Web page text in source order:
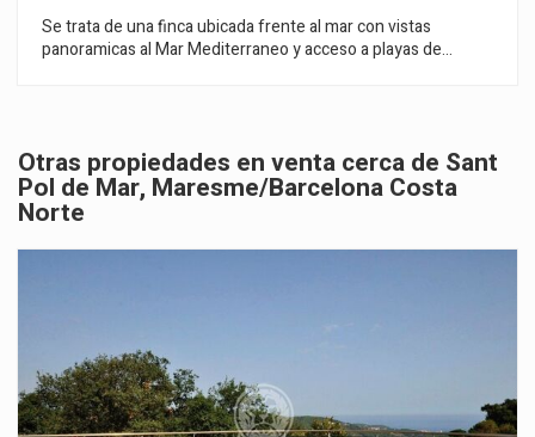
Se trata de una finca ubicada frente al mar con vistas
panoramicas al Mar Mediterraneo y acceso a playas de
rasante. - Orientación Sur, y clima benigno durante todo el
año. Como información adicional, dispone de un anteproyecto
que dispone de la aprobación de Ayuntamiento: - 110
suite. - Spa lúdico-terapéutico + zona de belleza y 16
personas - Zona deportiva.
Otras propiedades en venta cerca de Sant
Pol de Mar, Maresme/Barcelona Costa
Norte